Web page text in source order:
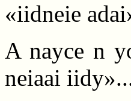
«iidneie
A nayce n
neiaai